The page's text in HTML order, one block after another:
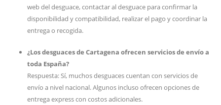
web del desguace, contactar al desguace para confirmar la
disponibilidad y compatibilidad, realizar el pago y coordinar la
entrega o recogida.
¿Los desguaces de Cartagena ofrecen servicios de envío a
toda España?
Respuesta: Sí, muchos desguaces cuentan con servicios de
envío a nivel nacional. Algunos incluso ofrecen opciones de
entrega express con costos adicionales.